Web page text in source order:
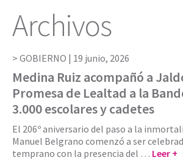
Archivos
GOBIERNO | 19 junio, 2026
Medina Ruiz acompañó a
Promesa de Lealtad a la
3.000 escolares y cadetes
El 206º aniversario del paso a la
Manuel Belgrano comenzó a ser
temprano con la presencia del … Leer +